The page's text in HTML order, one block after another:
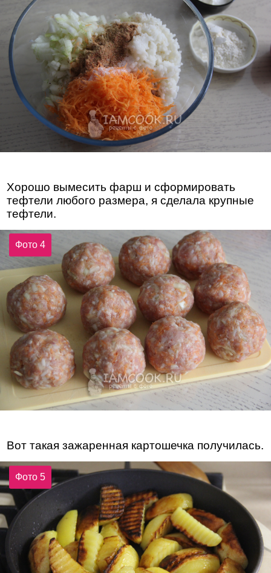
Хорошо вымесить фарш и сформировать
тефтели любого размера, я сделала крупные
тефтели.
Фото 4
Вот такая зажаренная картошечка получилась.
Фото 5